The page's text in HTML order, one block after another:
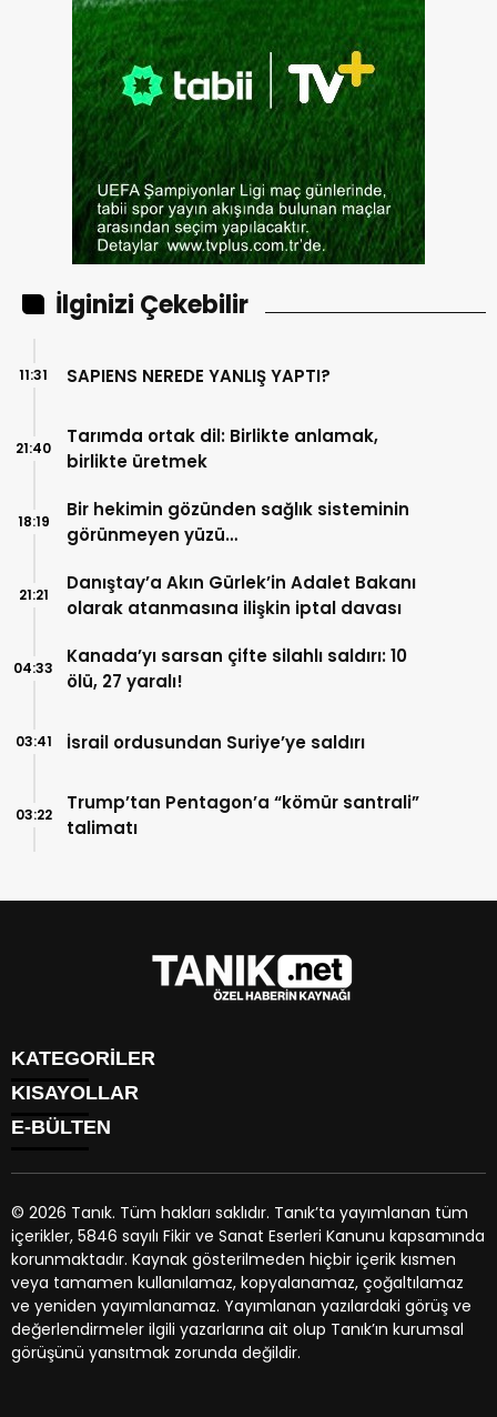
İlginizi Çekebilir
SAPIENS NEREDE YANLIŞ YAPTI?
11:31
Tarımda ortak dil: Birlikte anlamak,
birlikte üretmek
21:40
Bir hekimin gözünden sağlık sisteminin
görünmeyen yüzü…
18:19
Danıştay’a Akın Gürlek’in Adalet Bakanı
olarak atanmasına ilişkin iptal davası
21:21
Kanada’yı sarsan çifte silahlı saldırı: 10
ölü, 27 yaralı!
04:33
İsrail ordusundan Suriye’ye saldırı
03:41
Trump’tan Pentagon’a “kömür santrali”
talimatı
03:22
KATEGORİLER
GÜNDEM
EKONOMİ
SİYASET
YAŞAM
BİYOGRAFİLER
EGE BÖLGESİ
KISAYOLLAR
HAVA DURUMU
TRAFİK DURUMU
PUAN DURUMU
PİYASALAR
HİSSELER
PARİTELER
KÜNYE
İLETİŞİM
E-BÜLTEN
tanik.nete-bültenine abone olarak, tarafınıza haber, duyuru
ve kampanya içerikli e-postaların gönderilmesini kabul etmiş
olursunuz.
© 2026 Tanık. Tüm hakları saklıdır. Tanık’ta yayımlanan tüm
içerikler, 5846 sayılı Fikir ve Sanat Eserleri Kanunu kapsamında
korunmaktadır. Kaynak gösterilmeden hiçbir içerik kısmen
veya tamamen kullanılamaz, kopyalanamaz, çoğaltılamaz
ve yeniden yayımlanamaz. Yayımlanan yazılardaki görüş ve
değerlendirmeler ilgili yazarlarına ait olup Tanık’ın kurumsal
görüşünü yansıtmak zorunda değildir.